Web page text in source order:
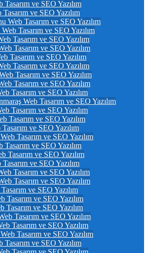
Tasarım ve SEO Yazılım
ve SEO Yazılım
Web Tasarım ve SEO Yazılım
Tasarım ve SEO Yazılım
Tasarım ve SEO Yazılım
Tasarım ve SEO Yazılım
Tasarım ve SEO Yazılım
Tasarım ve SEO Yazılım
Tasarım ve SEO Yazılım
Tasarım ve SEO Yazılım
Tasarım ve SEO Yazılım
Web Tasarım ve SEO Yazılım
Tasarım ve SEO Yazılım
Tasarım ve SEO Yazılım
ve SEO Yazılım
Tasarım ve SEO Yazılım
Tasarım ve SEO Yazılım
Tasarım ve SEO Yazılım
ve SEO Yazılım
Tasarım ve SEO Yazılım
Tasarım ve SEO Yazılım
ve SEO Yazılım
Tasarım ve SEO Yazılım
Tasarım ve SEO Yazılım
Tasarım ve SEO Yazılım
Tasarım ve SEO Yazılım
Tasarım ve SEO Yazılım
Tasarım ve SEO Yazılım